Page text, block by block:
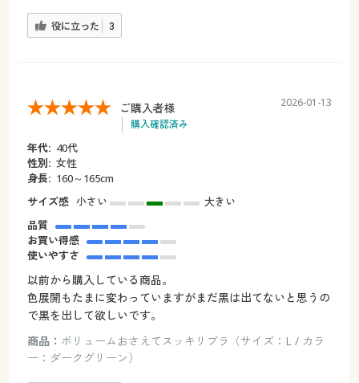
役に立った 3
ご購入者様
購入確認済み
2026-01-13
年代: 40代
性別: 女性
身長: 160～165cm
サイズ感 小さい
大きい
品質
お買い得感
使いやすさ
以前から購入している商品。
色展開もたまに変わっていますがまだ黒は出てないと思うの
で黒を出して欲しいです。
商品： ボリュームおさえてスッキリブラ（サイズ：L / カラ
ー：ダークグリーン）